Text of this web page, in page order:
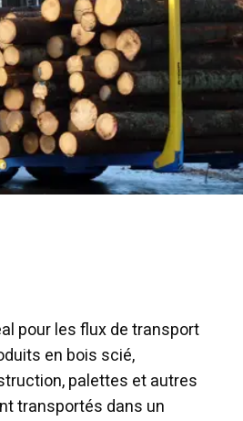
pour les flux de transport
en bois scié,
palettes et autres
transportés dans un